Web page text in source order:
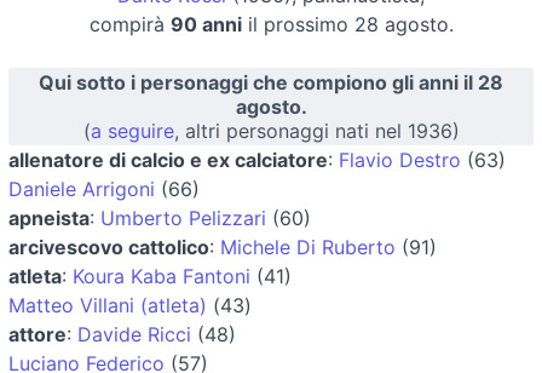
compirà 90 anniil prossimo 28 agosto.
Qui sotto i personaggi che compiono gli anni il 28
agosto.
(a seguire, altri personaggi nati nel 1936)
allenatore di calcio e ex calciatore: Flavio Destro (63)
Daniele Arrigoni (66)
apneista: Umberto Pelizzari (60)
arcivescovo cattolico: Michele Di Ruberto (91)
atleta: Koura Kaba Fantoni (41)
Matteo Villani (atleta) (43)
attore: Davide Ricci (48)
Luciano Federico (57)